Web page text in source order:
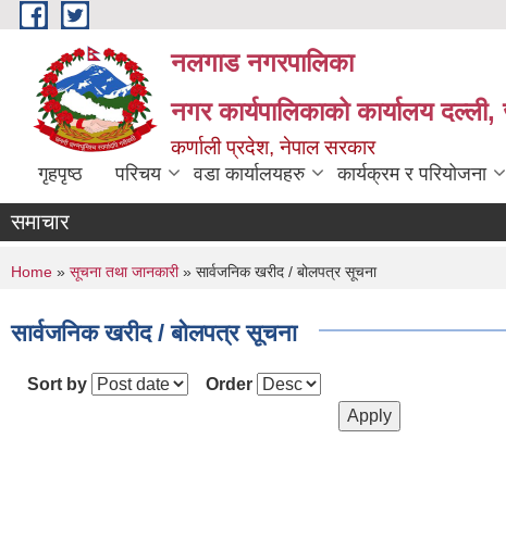
Skip to main content
नलगाड नगरपालिका
नगर कार्यपालिकाको कार्यालय
कर्णाली प्रदेश, नेपाल सरकार
गृहपृष्ठ परिचय वडा कार्यालयहरु कार्यक्रम र परियोजना
समाचार
You are here
Home » सूचना तथा जानकारी» सार्वजनिक खरीद / बोलपत्र सूचना
सार्वजनिक खरीद / बोलपत्र सूचना
Sort by Order